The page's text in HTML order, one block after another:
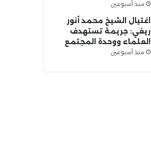
منذ أسبوعين
اغتيال الشيخ محمد أنور
ريغي: جريمة تستهدف
العلماء ووحدة المجتمع
منذ أسبوعين